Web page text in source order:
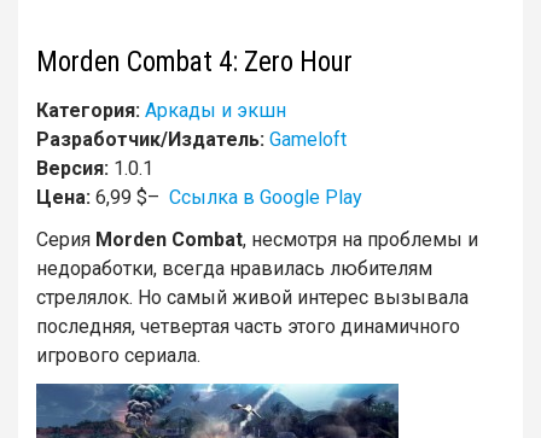
Morden Combat 4: Zero Hour
Категория: Аркады и экшн
Разработчик/Издатель: Gameloft
Версия: 1.0.1
Цена: 6,99 $– Ссылка в Google Play
Серия Morden Combat, несмотря на проблемы и
недоработки, всегда нравилась любителям
стрелялок. Но самый живой интерес вызывала
последняя, четвертая часть этого динамичного
игрового сериала.